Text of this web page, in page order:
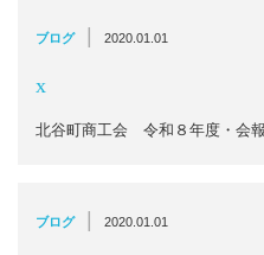
ブログ | 2020.01.01
x
北谷町商工会 令和８年度・会
ブログ | 2020.01.01